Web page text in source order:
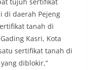
tujuh sertifikat
di daerah Pejeng
tanah di
Kasri, Kota
sertifikat tanah di
diblokir,”